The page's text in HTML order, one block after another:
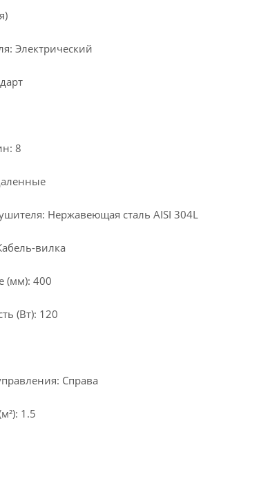
Электрический
8
Нержавеющая сталь AISI 304L
вилка
(мм): 400
(Вт): 120
Справа
1.5